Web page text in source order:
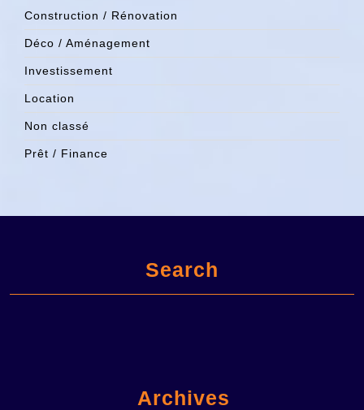
Construction / Rénovation
Déco / Aménagement
Investissement
Location
Non classé
Prêt / Finance
Search
Archives